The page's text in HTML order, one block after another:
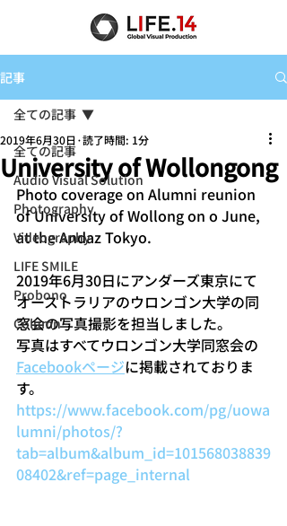
記事
全ての記事
Audio Visual Solution
Photography
Videography
LIFE SMILE
Probono
Column
全ての記事
University of Wollongong
2019年6月30日 読了時間: 1分
Photo coverage on Alumni reunion
of University of Wollong on o June,
at the Andaz Tokyo.
2019年6月30日にアンダーズ東京にて
オーストラリアのウロンゴン大学の同
窓会の写真撮影を担当しました。
写真はすべてウロンゴン大学同窓会の
Facebookページに掲載されておりま
す。
https://www.facebook.com/pg/uowa
lumni/photos/?
tab=album&album_id=101568038839
08402&ref=page_internal